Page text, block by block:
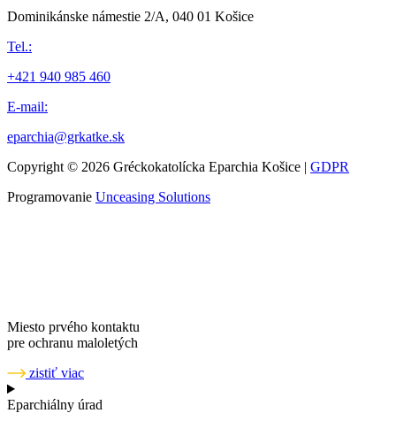
Dominikánske námestie 2/A, 040 01 Košice
Tel.:
+421 940 985 460
E-mail:
eparchia@grkatke.sk
Copyright © 2026 Gréckokatolícka Eparchia Košice | GDPR
Programovanie Unceasing Solutions
Miesto prvého kontaktu
pre ochranu maloletých
zistiť viac
Eparchiálny úrad